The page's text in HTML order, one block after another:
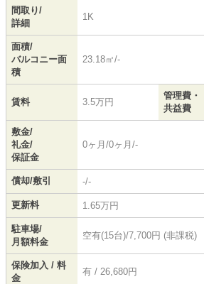
間取り/
詳細
1K
面積/
バルコニー面
積
23.18㎡/-
賃料 3.5万円
管理費・
共益費
敷金/
礼金/
保証金
0ヶ月/0ヶ月/-
償却/敷引 -/-
更新料 1.65万円
駐車場/
月額料金
空有(15台)/7,700円 (非課税)
保険加入 / 料
金
有 / 26,680円